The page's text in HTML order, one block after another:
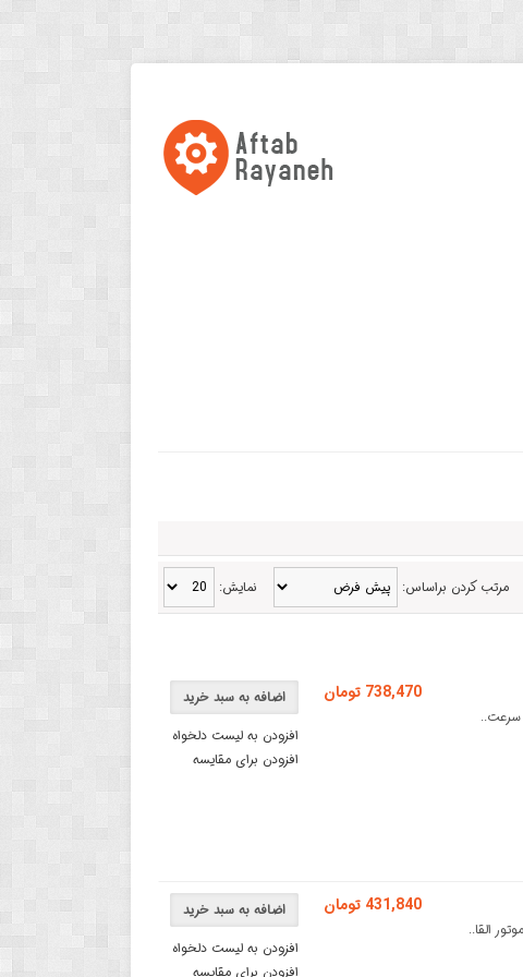
نمایش: مرتب کردن براساس:
اضافه به سبد خرید
افزودن به لیست دلخواه
افزودن برای مقایسه
738,470 تومان
اضافه به سبد خرید
افزودن به لیست دلخواه
افزودن برای مقایسه
431,840 تومان